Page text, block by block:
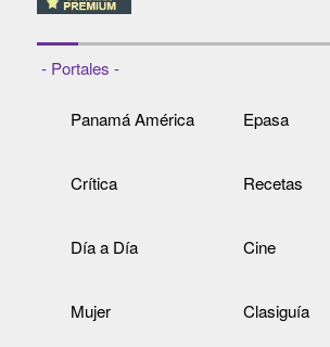
- Portales -
Panamá América Epasa
Crítica Recetas
Día a Día Cine
Mujer Clasiguía